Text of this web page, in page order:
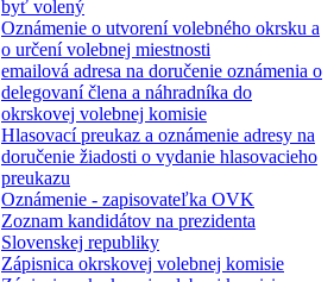
byť volený
Oznámenie o utvorení volebného okrsku a
o určení volebnej miestnosti
emailová adresa na doručenie oznámenia o
delegovaní člena a náhradníka do
okrskovej volebnej komisie
Hlasovací preukaz a oznámenie adresy na
doručenie žiadosti o vydanie hlasovacieho
preukazu
Oznámenie - zapisovateľka OVK
Zoznam kandidátov na prezidenta
Slovenskej republiky
Zápisnica okrskovej volebnej komisie